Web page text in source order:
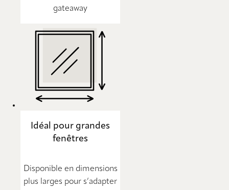
gateaway
Idéal pour grandes
fenêtres
Disponible en dimensions
plus larges pour s’adapter